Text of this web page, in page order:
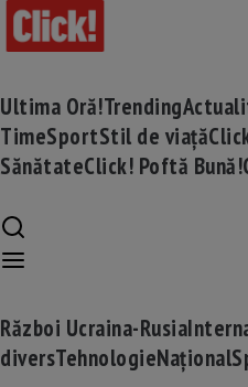
Ultima Oră!Trending
TimeSportStil de viață
SănătateClick! Poftă Bună!
Război Ucraina-Rusia
diversTehnologieNațional